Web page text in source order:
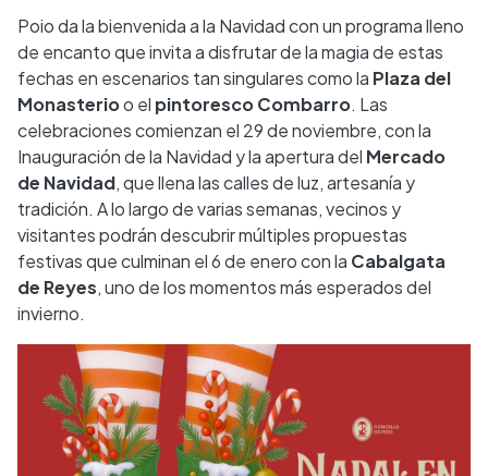
Poio da la bienvenida a la Navidad con un programa lleno
de encanto que invita a disfrutar de la magia de estas
fechas en escenarios tan singulares como la Plaza del
Monasterioo el pintoresco Combarro. Las
celebraciones comienzan el 29 de noviembre, con la
Inauguración de la Navidad y la apertura del Mercado
de Navidad, que llena las calles de luz, artesanía y
tradición. A lo largo de varias semanas, vecinos y
visitantes podrán descubrir múltiples propuestas
festivas que culminan el 6 de enero con la Cabalgata
de Reyes, uno de los momentos más esperados del
invierno.